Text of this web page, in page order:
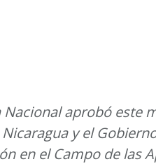
Nacional aprobó este
y el
en el Campo de las